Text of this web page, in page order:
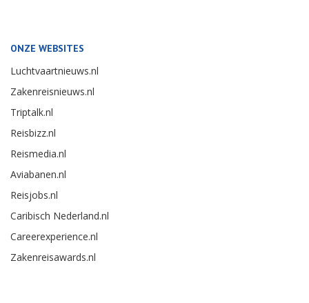
ONZE WEBSITES
Luchtvaartnieuws.nl
Zakenreisnieuws.nl
Triptalk.nl
Reisbizz.nl
Reismedia.nl
Aviabanen.nl
Reisjobs.nl
Caribisch Nederland.nl
Careerexperience.nl
Zakenreisawards.nl